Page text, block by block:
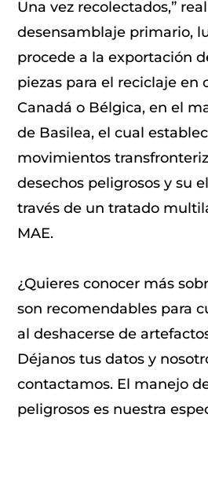
Una vez recolectados,”
desensamblaje primario,
procede a la exportación
piezas para el reciclaje en
Canadá o Bélgica, en el
de Basilea, el cual
movimientos
desechos peligrosos y su
través de un tratado
MAE.
¿Quieres conocer más
son recomendables para
al deshacerse de
Déjanos tus datos y
contactamos. El manejo
peligrosos es nuestra